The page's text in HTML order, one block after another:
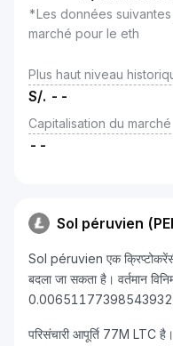
*Les données
marché pour le eth
Plus haut niveau
S/. --
Capitalisation du marché
--
Sol péruvien
Sol péruvien एक
बदला जा सकता है। वर्तमान
0.00651177398543932
परिसंचारी आपूर्ति 77M LTC है।